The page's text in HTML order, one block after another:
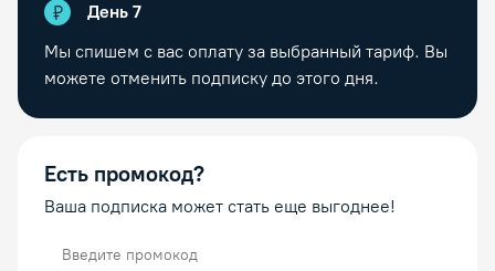
День 7
Мы спишем с вас оплату за выбранный тариф. Вы
можете отменить подписку до этого дня.
Есть промокод?
Ваша подписка может стать еще выгоднее!